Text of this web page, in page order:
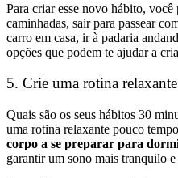
Para criar esse novo hábito, você
caminhadas, sair para passear
carro em casa, ir à padaria
opções que podem te ajudar a
5. Crie uma rotina
Quais são os seus hábitos 30
uma rotina relaxante pouco
corpo a se preparar para
garantir um sono mais tranquilo